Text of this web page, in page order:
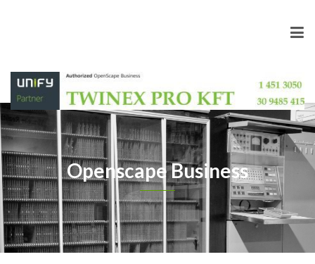
Openscape Business